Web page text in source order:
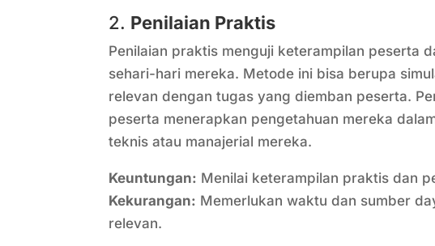
2. Penilaian Praktis
Penilaian praktis menguji keterampilan peserta
sehari-hari mereka. Metode ini bisa berupa
relevan dengan tugas yang diemban peserta.
peserta menerapkan pengetahuan mereka
teknis atau manajerial mereka.
Keuntungan: Menilai keterampilan praktis dan
Kekurangan: Memerlukan waktu dan sumber
relevan.